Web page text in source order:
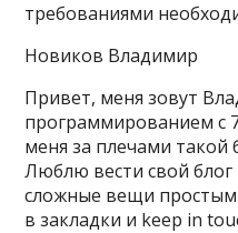
требованиями
Новиков Владимир
Привет, меня зовут
программированием с
меня за плечами такой
Люблю вести свой
сложные вещи
в закладки и keep in